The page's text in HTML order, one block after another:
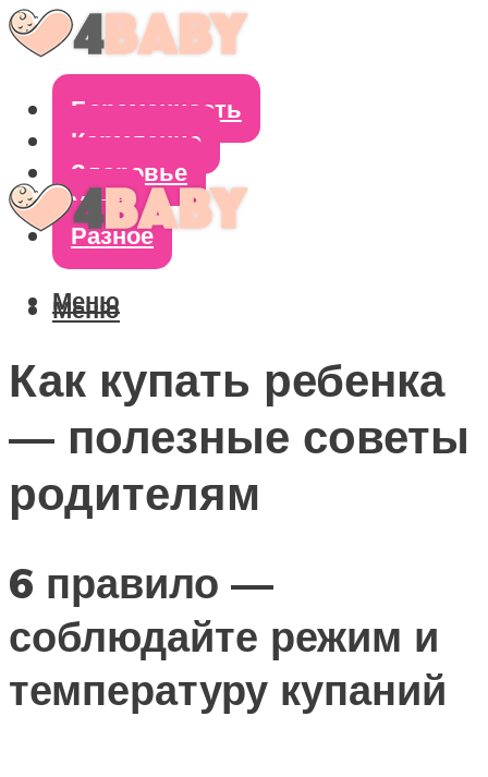
Беременность
Кормление
Здоровье
Уход
Разное
Меню
Меню
Как купать ребенка
— полезные советы
родителям
6 правило —
соблюдайте режим и
температуру купаний